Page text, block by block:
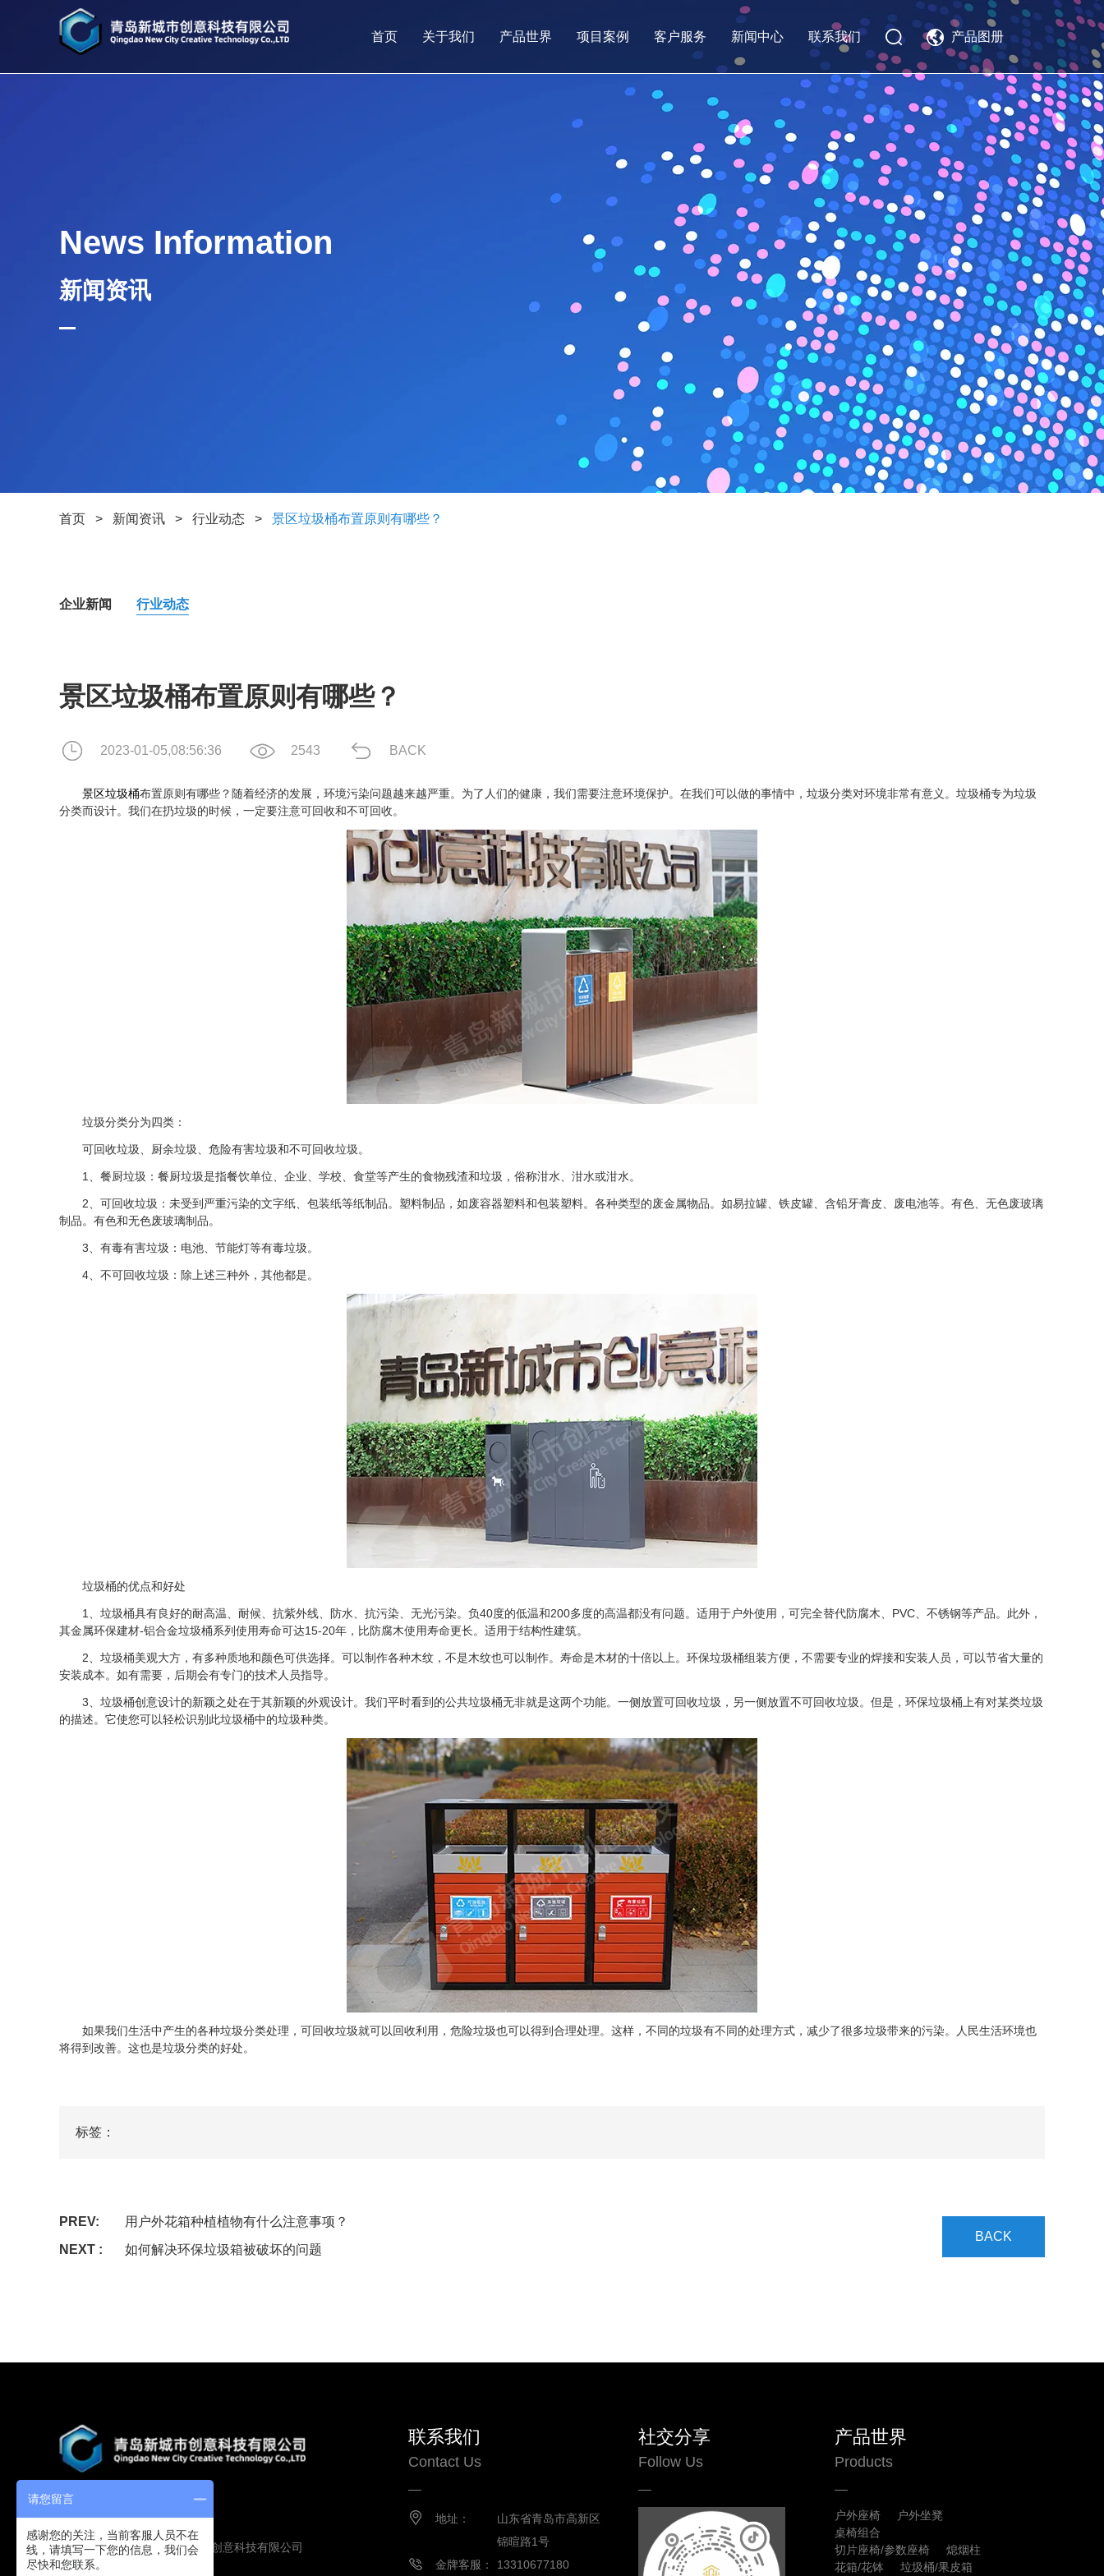
首页 关于我们 产品世界 项目案例 客户服务 新闻中心 联系我们 产品图册
News Information
新闻资讯
首页 > 新闻资讯 > 行业动态 > 景区垃圾桶布置原则有哪些？
企业新闻 行业动态
景区垃圾桶布置原则有哪些？
2023-01-05,08:56:36 2543 BACK
景区垃圾桶布置原则有哪些？随着经济的发展，环境污染问题越来越严重。为了人们的健康，我们需要注意环境保护。在我们可以做的事情中，垃圾分类对环境非常有意义。垃圾桶专为垃圾
分类而设计。我们在扔垃圾的时候，一定要注意可回收和不可回收。
垃圾分类分为四类：
可回收垃圾、厨余垃圾、危险有害垃圾和不可回收垃圾。
1、餐厨垃圾：餐厨垃圾是指餐饮单位、企业、学校、食堂等产生的食物残渣和垃圾，俗称泔水、泔水或泔水。
2、可回收垃圾：未受到严重污染的文字纸、包装纸等纸制品。塑料制品，如废容器塑料和包装塑料。各种类型的废金属物品。如易拉罐、铁皮罐、含铅牙膏皮、废电池等。有色、无色废玻璃
制品。有色和无色废玻璃制品。
3、有毒有害垃圾：电池、节能灯等有毒垃圾。
4、不可回收垃圾：除上述三种外，其他都是。
垃圾桶的优点和好处
1、垃圾桶具有良好的耐高温、耐候、抗紫外线、防水、抗污染、无光污染。负40度的低温和200多度的高温都没有问题。适用于户外使用，可完全替代防腐木、PVC、不锈钢等产品。此外，
其金属环保建材-铝合金垃圾桶系列使用寿命可达15-20年，比防腐木使用寿命更长。适用于结构性建筑。
2、垃圾桶美观大方，有多种质地和颜色可供选择。可以制作各种木纹，不是木纹也可以制作。寿命是木材的十倍以上。环保垃圾桶组装方便，不需要专业的焊接和安装人员，可以节省大量的
安装成本。如有需要，后期会有专门的技术人员指导。
3、垃圾桶创意设计的新颖之处在于其新颖的外观设计。我们平时看到的公共垃圾桶无非就是这两个功能。一侧放置可回收垃圾，另一侧放置不可回收垃圾。但是，环保垃圾桶上有对某类垃圾
的描述。它使您可以轻松识别此垃圾桶中的垃圾种类。
如果我们生活中产生的各种垃圾分类处理，可回收垃圾就可以回收利用，危险垃圾也可以得到合理处理。这样，不同的垃圾有不同的处理方式，减少了很多垃圾带来的污染。人民生活环境也
将得到改善。这也是垃圾分类的好处。
标签：
PREV:
用户外花箱种植植物有什么注意事项？
NEXT :
如何解决环保垃圾箱被破坏的问题
BACK
Copyright © 2019 青岛新城市创意科技有限公司
版权所有
鲁ICP备16009134号
联系我们
Contact Us
地址：
山东省青岛市高新区
锦暄路1号
金牌客服：
13310677180
社交分享
Follow Us
产品世界
Products
户外座椅
户外坐凳
桌椅组合
切片座椅/参数座椅
熄烟柱
花箱/花钵
垃圾桶/果皮箱
请您留言
感谢您的关注，当前客服人员不在
线，请填写一下您的信息，我们会
尽快和您联系。